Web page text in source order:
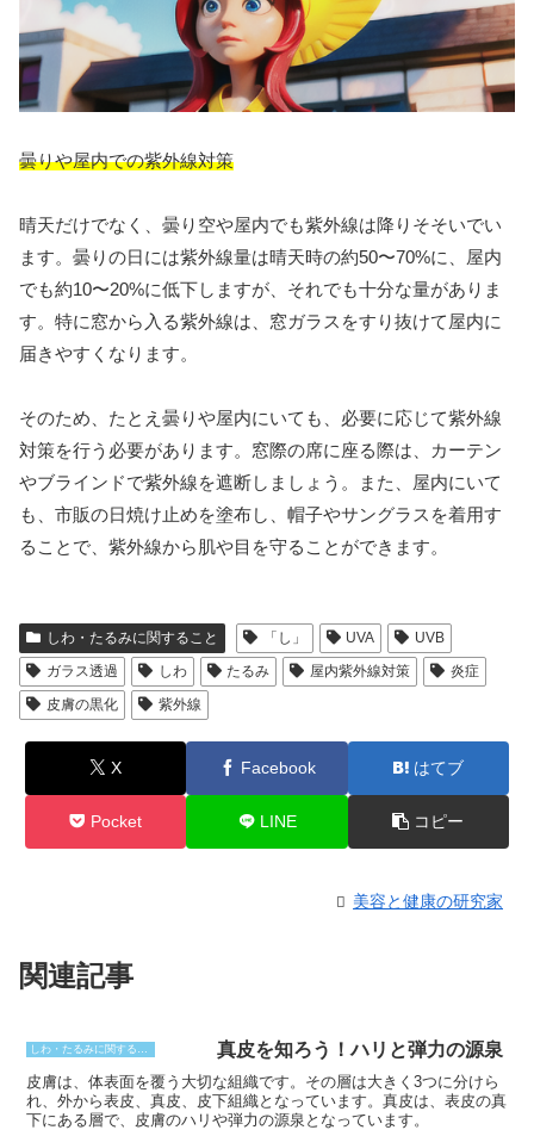
曇りや屋内での紫外線対策
晴天だけでなく、曇り空や屋内でも紫外線は降りそそいでい
ます。曇りの日には紫外線量は晴天時の約50〜70%に、屋内
でも約10〜20%に低下しますが、それでも十分な量がありま
す。特に窓から入る紫外線は、窓ガラスをすり抜けて屋内に
届きやすくなります。
そのため、たとえ曇りや屋内にいても、必要に応じて紫外線
対策を行う必要があります。窓際の席に座る際は、カーテン
やブラインドで紫外線を遮断しましょう。また、屋内にいて
も、市販の日焼け止めを塗布し、帽子やサングラスを着用す
ることで、紫外線から肌や目を守ることができます。
しわ・たるみに関すること 「し」 UVA
UVB
ガラス透過
しわ たるみ 屋内紫外線対策
炎症
皮膚の黒化
紫外線
X Facebook はてブ
Pocket LINE コピー
美容と健康の研究家
関連記事
真皮を知ろう！ハリと弾力の源泉
皮膚は、体表面を覆う大切な組織です。その層は大きく3つに分けら
れ、外から表皮、真皮、皮下組織となっています。真皮は、表皮の真
下にある層で、皮膚のハリや弾力の源泉となっています。